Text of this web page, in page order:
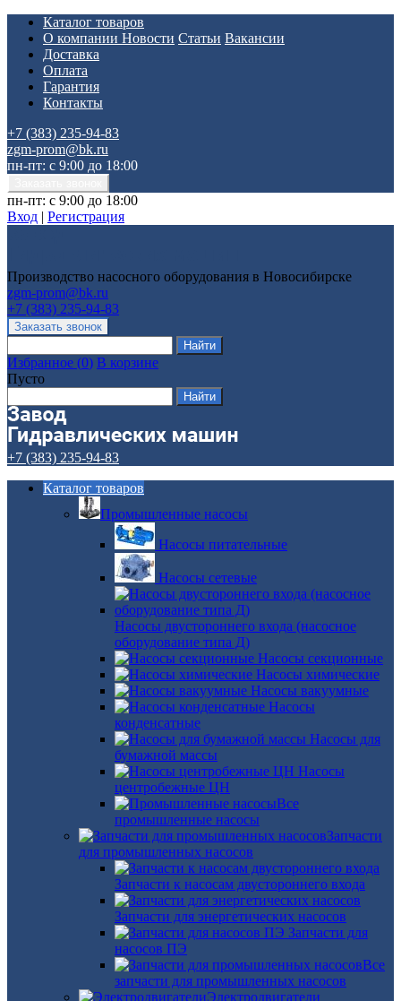
Каталог товаров
О компании Новости Статьи Вакансии
Доставка
Оплата
Гарантия
Контакты
+7 (383) 235-94-83
zgm-prom@bk.ru
пн-пт: с 9:00 до 18:00
пн-пт: с 9:00 до 18:00
Вход | Регистрация
Производство насосного оборудования в Новосибирске
zgm-prom@bk.ru
+7 (383) 235-94-83
Избранное (0) В корзине
Пусто
+7 (383) 235-94-83
Каталог товаров
Промышленные насосы
Насосы питательные
Насосы сетевые
Насосы двустороннего входа (насосное
оборудование типа Д)
Насосы секционные
Насосы химические
Насосы вакуумные
Насосы
конденсатные
Насосы для
бумажной массы
Насосы
центробежные ЦН
Все
промышленные насосы
Запчасти
для промышленных насосов
Запчасти к насосам двустороннего входа
Запчасти для энергетических насосов
Запчасти для
насосов ПЭ
Все
запчасти для промышленных насосов
Электродвигатели